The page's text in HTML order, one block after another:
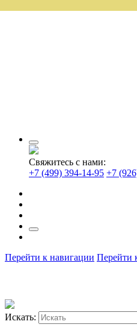
Свяжитесь с нами:
+7 (499) 394-14-95 +7
Перейти к навигации Перейти
Искать: